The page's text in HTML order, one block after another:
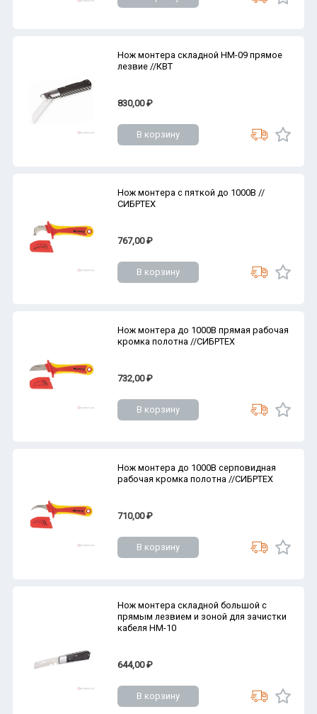
Нож монтера складной НМ-09 прямое
лезвие //КВТ
830,00 ₽
В корзину
Нож монтера с пяткой до 1000В //
СИБРТЕХ
767,00 ₽
В корзину
Нож монтера до 1000В прямая рабочая
кромка полотна //СИБРТЕХ
732,00 ₽
В корзину
Нож монтера до 1000В серповидная
рабочая кромка полотна //СИБРТЕХ
710,00 ₽
В корзину
Нож монтера складной большой с
прямым лезвием и зоной для зачистки
кабеля НМ-10
644,00 ₽
В корзину